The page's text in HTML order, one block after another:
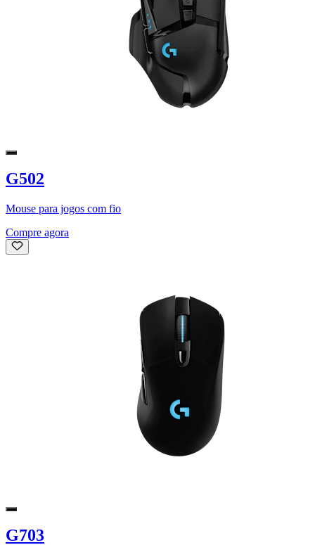
G502
Mouse para jogos com fio
Compre agora
G703